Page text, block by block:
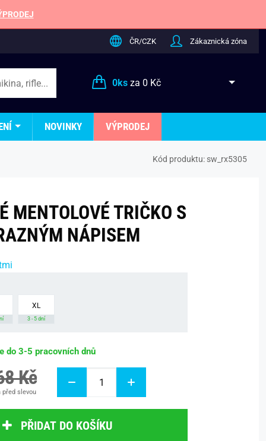
ČR/CZK Zákaznická zóna
0ksza 0 Kč
NOVINKY VÝPRODEJ
Kód produktu: sw_rx5305
MENTOLOVÉ TRIČKO S
NÁPISEM
XL
3 - 5 dní
do 3-5 pracovních dnů
Kč
před slevou
PŘIDAT DO KOŠÍKU